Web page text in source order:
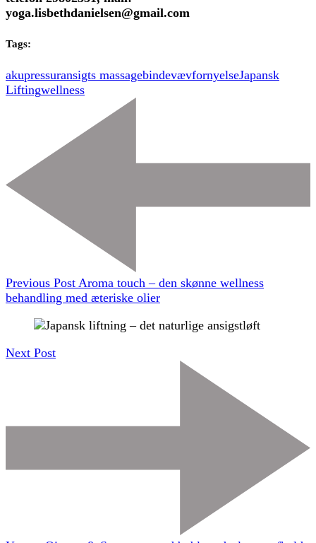
yoga.lisbethdanielsen@gmail.com
Tags:
akupressuransigts massagebindevævfornyelseJapansk
Liftingwellness
Navigation
Previous Post Aroma touch – den skønne wellness
behandling med æteriske olier
Next Post